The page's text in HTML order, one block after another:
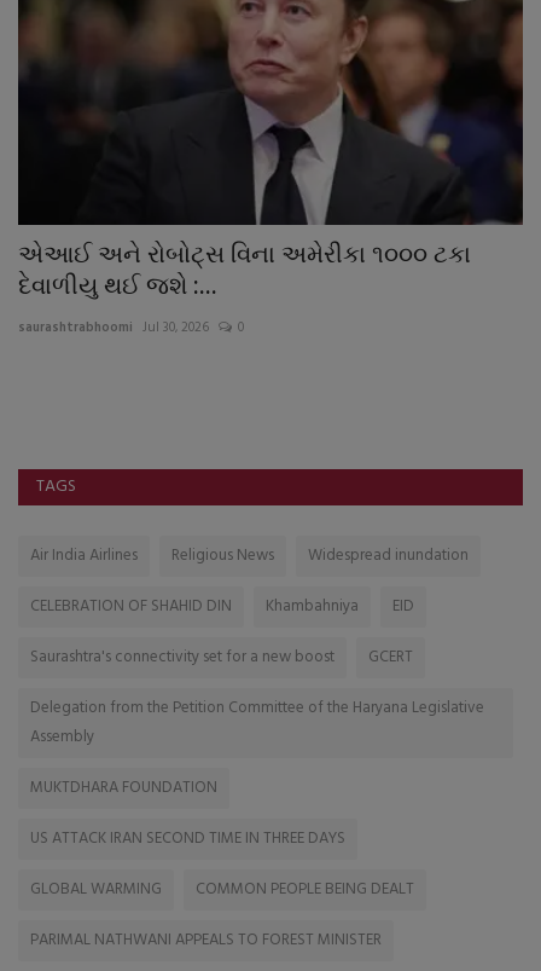
એઆઈ અને રોબોટ્સ વિના અમેરીકા ૧૦૦૦ ટકા
દેવાળીયુ થઈ જશે :...
saurashtrabhoomi Jul 30, 2026 0
TAGS
Air India Airlines Religious News
Widespread inundation
CELEBRATION OF SHAHID DIN
Khambahniya
EID
Saurashtra's connectivity set for a new boost
GCERT
Delegation from the Petition Committee of the Haryana Legislative
Assembly
MUKTDHARA FOUNDATION
US ATTACK IRAN SECOND TIME IN THREE DAYS
GLOBAL WARMING
COMMON PEOPLE BEING DEALT
PARIMAL NATHWANI APPEALS TO FOREST MINISTER